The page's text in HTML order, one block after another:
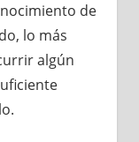
de
lo más
algún